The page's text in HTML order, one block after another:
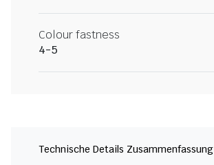
Colour fastness
4-5
Technische Details Zusammenfassung